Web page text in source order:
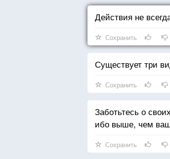
Действия не
Сохранить
Существует три
Сохранить
Заботьтесь о
ибо выше, чем
Сохранить